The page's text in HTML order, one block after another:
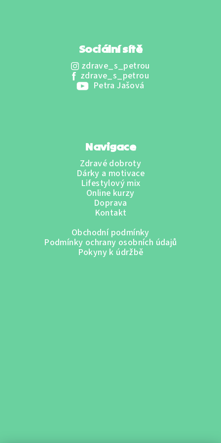
Sociální sítě
zdrave_s_petrou
zdrave_s_petrou
Petra Jašová
Navigace
Zdravé dobroty
Dárky a motivace
Lifestylový mix
Online kurzy
Doprava
Kontakt
Obchodní podmínky
Podmínky ochrany osobních údajů
Pokyny k údržbě